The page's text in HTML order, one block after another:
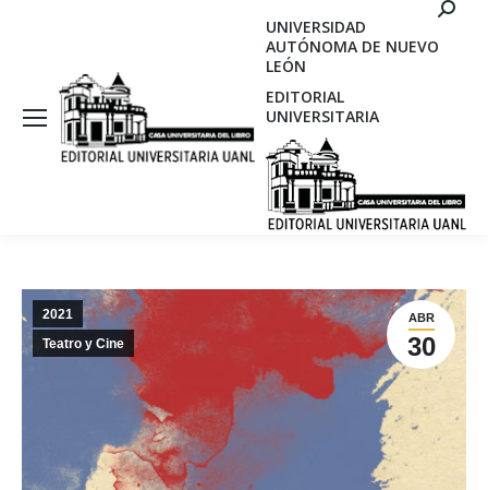
UNIVERSIDAD
AUTÓNOMA DE NUEVO
LEÓN
EDITORIAL
UNIVERSITARIA
ABR
30
2021
Teatro y Cine